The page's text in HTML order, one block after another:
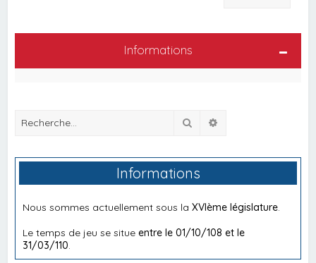
Informations
Rechercher
Informations
Nous sommes actuellement sous laXVIème législature
Le temps de jeu se situeentre le 01/10/108 et le
31/03/110